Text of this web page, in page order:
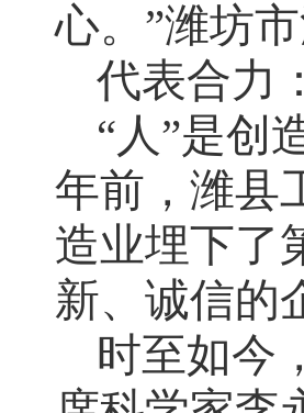
心。”潍坊
代表合力
“人”是创
年前，潍县
造业埋下了
新、诚信的
时至如今